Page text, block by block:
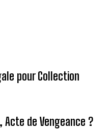
pour Collection
Acte de Vengeance ?